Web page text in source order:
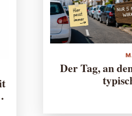
Der Tag, an